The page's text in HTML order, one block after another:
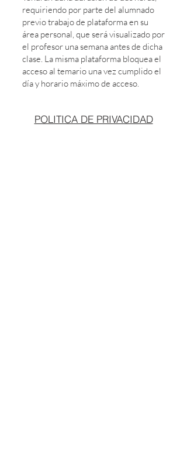
requiriendo por parte del alumnado
previo trabajo de plataforma en su
área personal, que será visualizado por
el profesor una semana antes de dicha
clase. La misma plataforma bloquea el
acceso al temario una vez cumplido el
día y horario máximo de acceso.
POLITICA DE PRIVACIDAD